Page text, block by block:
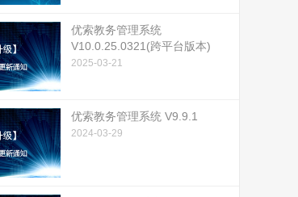
优索教务管理系统
V10.0.25.0321(跨平台版本)
2025-03-21
优索教务管理系统 V9.9.1
2024-03-29